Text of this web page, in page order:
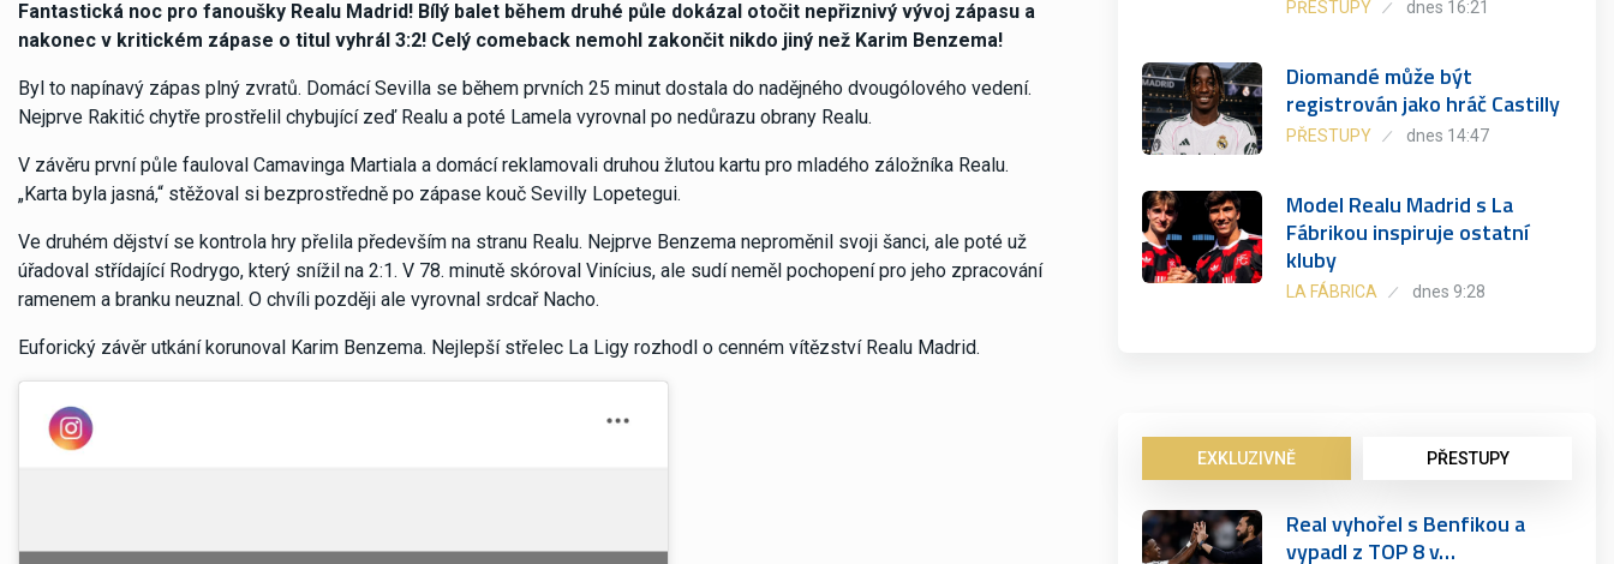
Fantastická noc pro fanoušky Realu Madrid! Bílý balet během druhé půle dokázal otočit nepřiznivý vývoj zápasu a
nakonec v kritickém zápase o titul vyhrál 3:2! Celý comeback nemohl zakončit nikdo jiný než Karim Benzema!
Byl to napínavý zápas plný zvratů. Domácí Sevilla se během prvních 25 minut dostala do nadějného dvougólového vedení.
Nejprve Rakitić chytře prostřelil chybující zeď Realu a poté Lamela vyrovnal po nedůrazu obrany Realu.
V závěru první půle fauloval Camavinga Martiala a domácí reklamovali druhou žlutou kartu pro mladého záložníka Realu.
„Karta byla jasná,“ stěžoval si bezprostředně po zápase kouč Sevilly Lopetegui.
Ve druhém dějství se kontrola hry přelila především na stranu Realu. Nejprve Benzema neproměnil svoji šanci, ale poté už
úřadoval střídající Rodrygo, který snížil na 2:1. V 78. minutě skóroval Vinícius, ale sudí neměl pochopení pro jeho zpracování
ramenem a branku neuznal. O chvíli později ale vyrovnal srdcař Nacho.
Euforický závěr utkání korunoval Karim Benzema. Nejlepší střelec La Ligy rozhodl o cenném vítězství Realu Madrid.
PŘESTUPY dnes 16:21
Diomandé může být
registrován jako hráč Castilly
PŘESTUPY dnes 14:47
Model Realu Madrid s La
Fábrikou inspiruje ostatní
kluby
LA FÁBRICA dnes 9:28
EXKLUZIVNĚ PŘESTUPY
Real vyhořel s Benfikou a
vypadl z TOP 8 v…